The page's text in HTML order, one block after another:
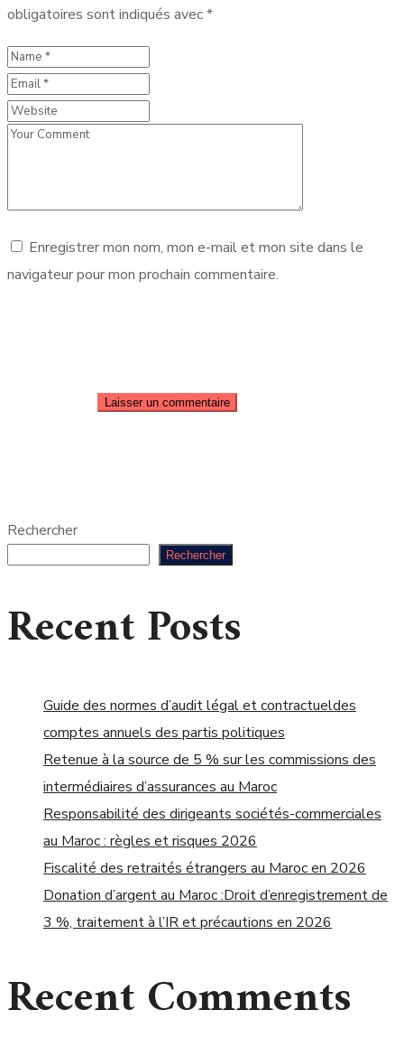
obligatoires sont indiqués avec*
Enregistrer mon nom, mon e-mail et mon site dans le
navigateur pour mon prochain commentaire.
Rechercher
Rechercher
Recent Posts
Guide des normes d’audit légal et contractueldes
comptes annuels des partis politiques
Retenue à la source de 5 % sur les commissions des
intermédiaires d’assurances au Maroc
Responsabilité des dirigeants sociétés-commerciales
au Maroc : règles et risques 2026
Fiscalité des retraités étrangers au Maroc en 2026
Donation d’argent au Maroc :Droit d’enregistrement de
3 %, traitement à l’IR et précautions en 2026
Recent Comments